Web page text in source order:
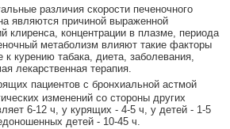
различия скорости печеночного
являются причиной выраженной
клиренса, концентрации в плазме, периода
метаболизм влияют такие факторы
к курению табака, диета, заболевания,
лекарственная терапия.
пациентов с бронхиальной астмой
изменений со стороны других
6-12 ч, у курящих - 4-5 ч, у детей - 1-5
детей - 10-45 ч.